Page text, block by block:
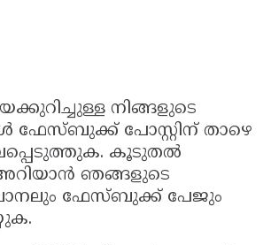
നിങ്ങളുടെ
ഫേസ്ബുക്ക് പോസ്റ്റിന് താഴെ
കൂടുതൽ
ഞങ്ങളുടെ
ഫേസ്ബുക്ക് പേജും